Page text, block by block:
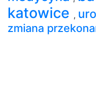
katowice ,
zmiana